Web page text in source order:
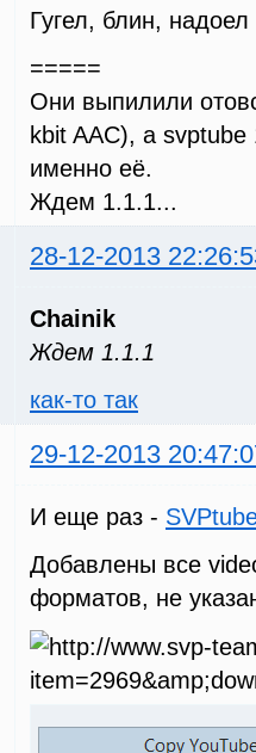
Гугел, блин,
=====
Они выпилили
kbit AAC), а
именно её.
Ждем 1.1.1...
28-12-2013
Chainik
Ждем 1.1.1
как-то так
29-12-2013
И еще раз -
Добавлены все
форматов, не